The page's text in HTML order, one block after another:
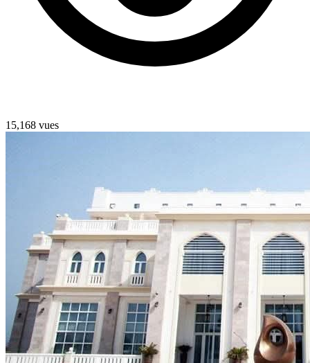
15,168 vues